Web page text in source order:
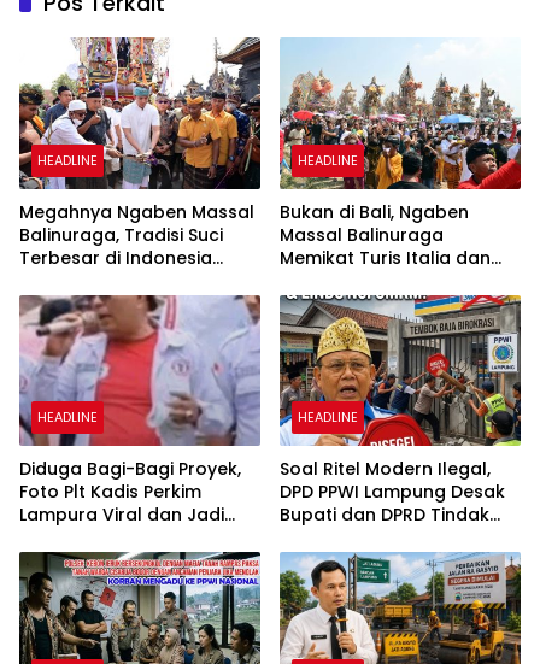
HEADLINE
Megahnya Ngaben Massal
Balinuraga, Tradisi Suci
Terbesar di Indonesia
dan Merekatkan Ikatan
Keluarga
HEADLINE
Bukan di Bali, Ngaben
Massal Balinuraga
Memikat Turis Italia dan
HEADLINE
Diduga Bagi-Bagi Proyek,
Foto Plt Kadis Perkim
Lampura Viral dan Jadi
Netizen
HEADLINE
Soal Ritel Modern Ilegal,
DPD PPWI Lampung Desak
Bupati dan DPRD Tindak
No 02/2016